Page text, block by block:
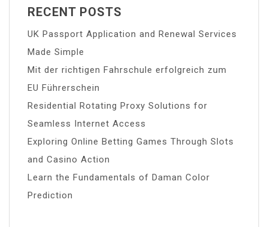
RECENT POSTS
UK Passport Application and Renewal Services
Made Simple
Mit der richtigen Fahrschule erfolgreich zum
EU Führerschein
Residential Rotating Proxy Solutions for
Seamless Internet Access
Exploring Online Betting Games Through Slots
and Casino Action
Learn the Fundamentals of Daman Color
Prediction